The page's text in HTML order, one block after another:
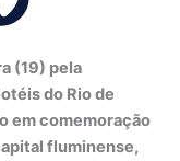
(19) pela
do Rio de
em comemoração
fluminense,